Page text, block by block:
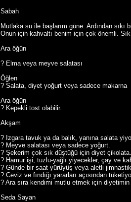
Sabah
Mutlaka su ile başlarım güne. Ardından
Onun için kahvaltı benim için çok önemli.
Ara öğün
? Elma veya meyve salatası
Öğlen
? Salata, diyet yoğurt veya sadece makarna
Ara öğün
? Kepekli tost olabilir.
Akşam
? Izgara tavuk ya da balık, yanına salata
? Meyve salatası veya sadece yoğurt.
? Şekerim çok sık düştüğü için diyet çikolata.
? Hamur işi, tuzlu-yağlı yiyecekler, çay ve
? Günde bir saat yürüyüş veya aletli
? Ceviz ve fındığı yararları açısından
? Ara sıra kendimi mutlu etmek için diyetimin
Seda Sayan